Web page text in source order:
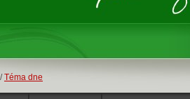
/Téma dne